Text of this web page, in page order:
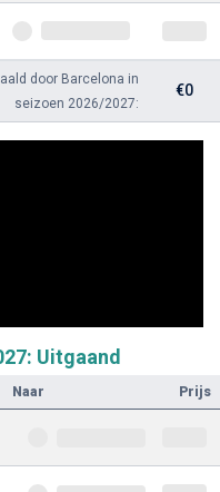
door Barcelona in
seizoen 2026/2027:
€0
Uitgaand
Naar Prijs